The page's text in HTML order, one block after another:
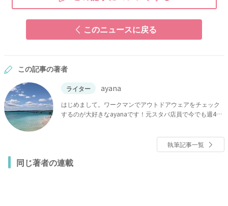
このニュースに戻る
この記事の著者
ライター ayana
はじめまして。ワークマンでアウトドアウェアをチェック
するのが大好きなayanaです！元スタバ店員で今でも週4で
チェックしているので、くらしに役立つ情報についても自
信があります！ わたしの記事では、「これは絶対紹介した
い！」「実践したい！」と思った情報を選りすぐって紹介
執筆記事一覧
同じ著者の連載